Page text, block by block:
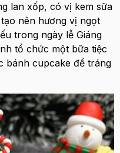
lan xốp, có vị kem sữa
nên hương vị ngọt
trong ngày lễ Giáng
tổ chức một bữa tiệc
bánh cupcake để tráng